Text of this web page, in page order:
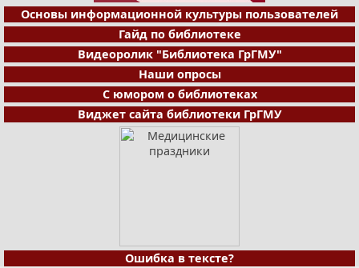
Основы информационной культуры пользователей
Гайд по библиотеке
Видеоролик "Библиотека ГрГМУ"
Наши опросы
С юмором о библиотеках
Виджет сайта библиотеки ГрГМУ
Ошибка в тексте?